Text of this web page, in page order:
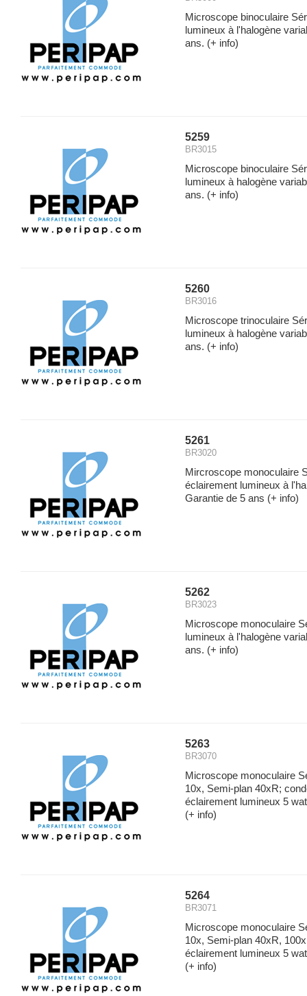
Microscope binoculaire
lumineux à l'halogène
ans. (+ info)
5259
BR3015
Microscope binoculaire
lumineux à halogène
ans. (+ info)
5260
BR3016
Microscope trinoculaire
lumineux à halogène
ans. (+ info)
5261
BR3020
Mircroscope monoculaire
éclairement lumineux à
Garantie de 5 ans (+ info)
5262
BR3023
Microscope monoculaire
lumineux à l'halogène
ans. (+ info)
5263
BR3070
Microscope monoculaire
10x, Semi-plan 40xR;
éclairement lumineux 5
(+ info)
5264
BR3071
Microscope monoculaire
10x, Semi-plan 40xR,
éclairement lumineux 5
(+ info)